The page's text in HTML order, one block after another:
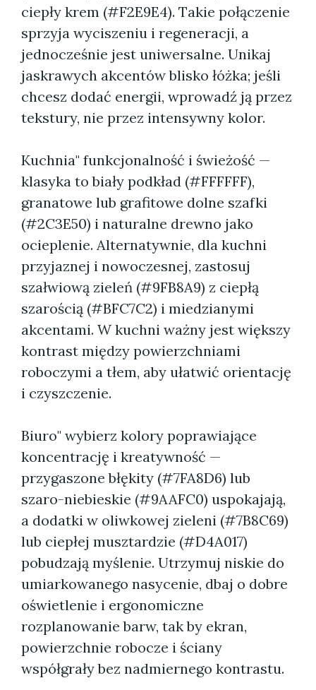
ciepły krem (#F2E9E4). Takie połączenie
sprzyja wyciszeniu i regeneracji, a
jednocześnie jest uniwersalne. Unikaj
jaskrawych akcentów blisko łóżka; jeśli
chcesz dodać energii, wprowadź ją przez
tekstury, nie przez intensywny kolor.
Kuchnia" funkcjonalność i świeżość —
klasyka to biały podkład (#FFFFFF),
granatowe lub grafitowe dolne szafki
(#2C3E50) i naturalne drewno jako
ocieplenie. Alternatywnie, dla kuchni
przyjaznej i nowoczesnej, zastosuj
szałwiową zieleń (#9FB8A9) z ciepłą
szarością (#BFC7C2) i miedzianymi
akcentami. W kuchni ważny jest większy
kontrast między powierzchniami
roboczymi a tłem, aby ułatwić orientację
i czyszczenie.
Biuro" wybierz kolory poprawiające
koncentrację i kreatywność —
przygaszone błękity (#7FA8D6) lub
szaro-niebieskie (#9AAFC0) uspokajają,
a dodatki w oliwkowej zieleni (#7B8C69)
lub ciepłej musztardzie (#D4A017)
pobudzają myślenie. Utrzymuj niskie do
umiarkowanego nasycenie, dbaj o dobre
oświetlenie i ergonomiczne
rozplanowanie barw, tak by ekran,
powierzchnie robocze i ściany
współgrały bez nadmiernego kontrastu.